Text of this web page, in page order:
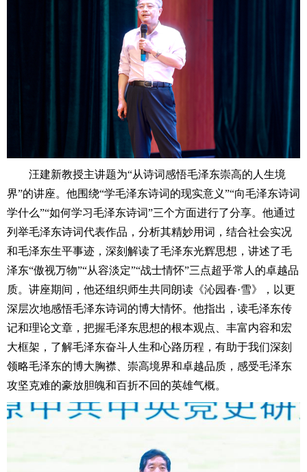
汪建新教授主讲题为“从诗词感悟毛泽东崇高的人生境
界”的讲座。他围绕“学毛泽东诗词的现实意义”“向毛泽东诗词
学什么”“如何学习毛泽东诗词”三个方面进行了分享。他通过
列举毛泽东诗词代表作品，分析其精妙用词，结合社会实况
和毛泽东生平事迹，深刻解读了毛泽东光辉思想，讲述了毛
泽东“傲视万物”“从容淡定”“战士情怀”三点超乎常人的卓越品
质。讲座期间，他还组织师生共同朗读《沁园春·雪》，以更
深层次地感悟毛泽东诗词的博大情怀。他指出，读毛泽东传
记和理论文章，把握毛泽东思想的根本观点、丰富内容和宏
大框架，了解毛泽东奋斗人生和心路历程，有助于我们深刻
领略毛泽东的博大胸襟、崇高境界和卓越品质，感受毛泽东
攻坚克难的豪放胆魄和百折不回的英雄气概。